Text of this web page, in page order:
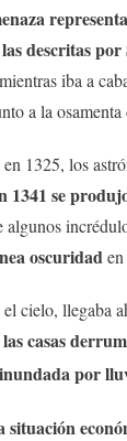
descritas
iba a
a la osamenta
1325, los
1341 se
oscuridad
cielo, llegaba
casas
por